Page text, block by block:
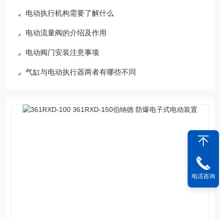
电动执行机构需要了解什么
电动流量阀的介绍及作用
电动阀门安装注意事项
气缸与电动执行器两者有哪些不同
电话咨询